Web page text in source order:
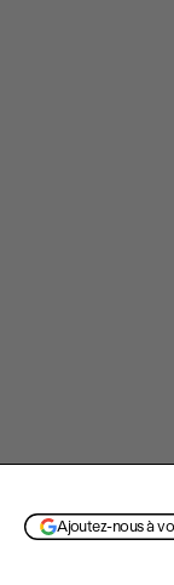
Ajoutez-nous à